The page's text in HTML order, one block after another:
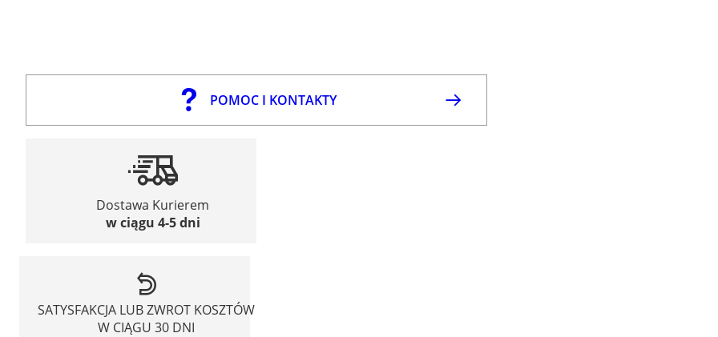
POMOC I KONTAKTY
Dostawa Kurierem
w ciągu 4-5 dni
SATYSFAKCJA LUB ZWROT KOSZTÓW
W CIĄGU 30 DNI